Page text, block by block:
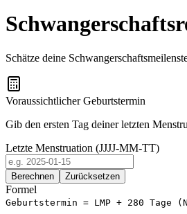
Schätze deine
Voraussichtlicher Geburtstermin
Gib den ersten Tag deiner letzten
Letzte Menstruation (JJJJ-MM-TT)
Berechnen Zurücksetzen
Formel
Geburtstermin = LMP + 280 Tage